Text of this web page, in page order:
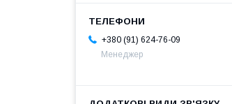
+380 (91) 624-76-09
Менеджер